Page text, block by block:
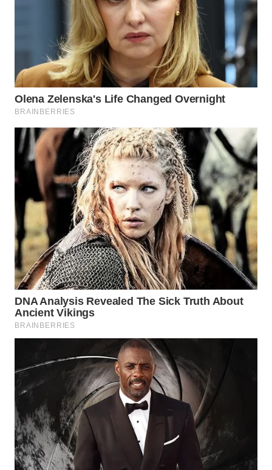
MANDALIKA
WN
LIKUPANG
WN
LABUANBAJO
WN
BORNEO
Media
Group
WAHANA
NEWS
WAHANA
TANI
WAHANA
ADVOKAT
WAHANA
INFRASTRUKTUR
WAHANA
KONSUMEN
WAHANA